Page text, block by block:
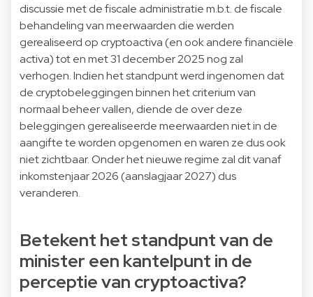
discussie met de fiscale administratie m.b.t. de fiscale
behandeling van meerwaarden die werden
gerealiseerd op cryptoactiva (en ook andere financiële
activa) tot en met 31 december 2025 nog zal
verhogen. Indien het standpunt werd ingenomen dat
de cryptobeleggingen binnen het criterium van
normaal beheer vallen, diende de over deze
beleggingen gerealiseerde meerwaarden niet in de
aangifte te worden opgenomen en waren ze dus ook
niet zichtbaar. Onder het nieuwe regime zal dit vanaf
inkomstenjaar 2026 (aanslagjaar 2027) dus
veranderen.
Betekent het standpunt van de
minister een kantelpunt in de
perceptie van cryptoactiva?